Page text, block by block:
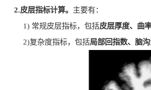
2.皮层指标计算。 主要有：
1) 常规皮层指标，包括皮层厚度、曲
2)复杂度指标，包括局部回指数、脑